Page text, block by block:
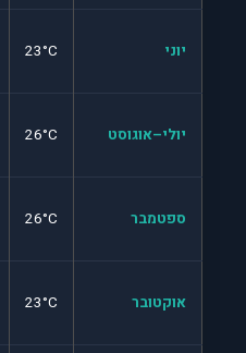
יוני 23°C
יולי–אוגוסט 26°C
ספטמבר 26°C
אוקטובר 23°C